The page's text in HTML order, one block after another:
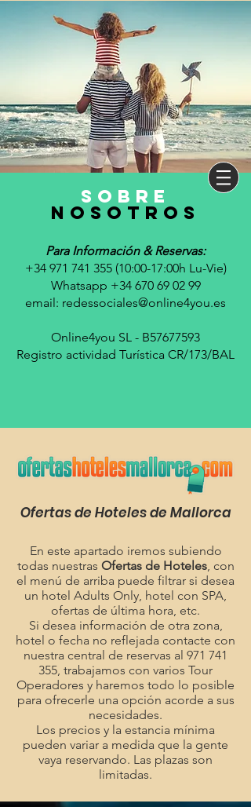
sobre
nosotros
Para Información & Reservas:
+34 971 741 355 (10:00-17:00h Lu-Vie)
Whatsapp +34 670 69 02 99
email: redessociales@online4you.es
Online4you SL - B57677593
Registro actividad Turística CR/173/BAL
Ofertas de Hoteles de Mallorca
En este apartado iremos subiendo
todas nuestras Ofertas de Hoteles, con
el menú de arriba puede filtrar si desea
un hotel Adults Only, hotel con SPA,
ofertas de última hora, etc.
Si desea información de otra zona,
hotel o fecha no reflejada contacte con
nuestra central de reservas al 971 741
355, trabajamos con varios Tour
Operadores y haremos todo lo posible
para ofrecerle una opción acorde a sus
necesidades.
Los precios y la estancia mínima
pueden variar a medida que la gente
vaya reservando. Las plazas son
limitadas.